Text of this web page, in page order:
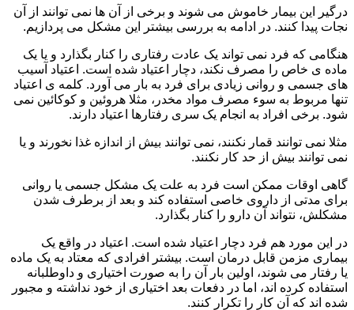
درگیر این بیمار خاموش می شوند و برخی از آن ها نمی توانند از آن
نجات پیدا کنند. در ادامه به بررسی بیشتر این مشکل می پردازیم.
هنگامی که فرد نمی تواند یک عادت رفتاری را کنار بگذارد و یا یک
ماده ی خاص را مصرف نکند، دچار اعتیاد شده است. اعتیاد آسیب
های جسمی و روانی زیادی برای فرد به بار می آورد. کلمه ی اعتیاد
تنها مربوط به سوء مصرف مواد مخدر، مثلا هروئین و کوکائین نمی
شود. برخی افراد به انجام یک سری رفتارها اعتیاد دارند.
مثلا نمی توانند قمار نکنند، نمی توانند بیش از اندازه غذا نخورند و یا
نمی توانند بیش از حد کار نکنند.
گاهی اوقات ممکن است فرد به علت یک مشکل جسمی یا روانی
برای مدتی از داروی خاصی استفاده کند و بعد از برطرف شدن
مشکلش، نتواند آن دارو را کنار بگذارد.
در این مورد هم فرد دچار اعتیاد شده است. اعتیاد در واقع یک
بیماری مزمن قابل درمان است. بیشتر افرادی که معتاد به یک ماده
یا رفتار می شوند، اولین بار آن را به صورت اختیاری و داوطلبانه
استفاده کرده اند، اما در دفعات بعد اختیاری از خود نداشته و مجبور
شده اند که آن کار را تکرار کنند.